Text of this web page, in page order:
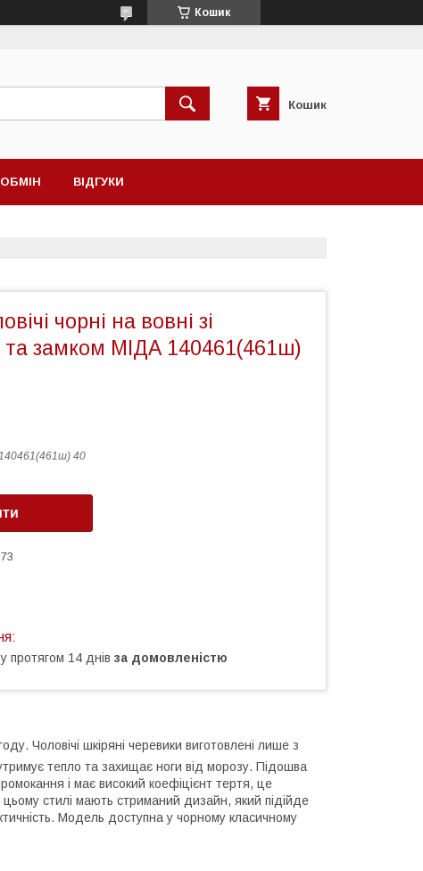
Кошик
Кошик
ВІДГУКИ
чорні на вовні зі
та замком МІДА 140461(461ш)
40
протягом 14 днів за домовленістю
Чоловічі шкіряні черевики виготовлені лише з
тепло та захищає ноги від морозу. Підошва
і має високий коефіцієнт тертя, це
цьому стилі мають стриманий дизайн, який підійде
Модель доступна у чорному класичному